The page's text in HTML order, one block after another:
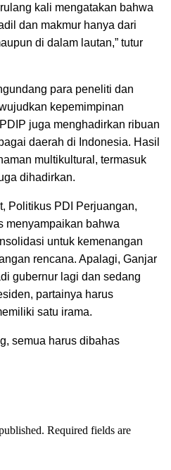
kali mengatakan bahwa
dan makmur hanya dari
di dalam lautan,” tutur
para peneliti dan
kepemimpinan
juga menghadirkan ribuan
daerah di Indonesia. Hasil
multikultural, termasuk
dihadirkan.
Politikus PDI Perjuangan,
menyampaikan bahwa
untuk kemenangan
rencana. Apalagi, Ganjar
gubernur lagi dan sedang
partainya harus
satu irama.
semua harus dibahas
Required fields are